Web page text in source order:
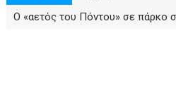
Ο «αετός του Πόντου» σε πάρκο